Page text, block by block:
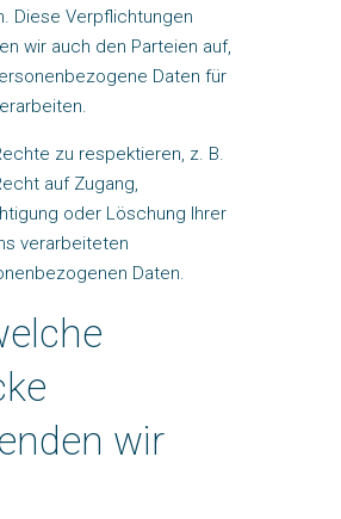
Diese Verpflichtungen
wir auch den Parteien auf,
Daten für
zu respektieren, z. B.
auf Zugang,
oder Löschung Ihrer
verarbeiteten
Daten.
wir